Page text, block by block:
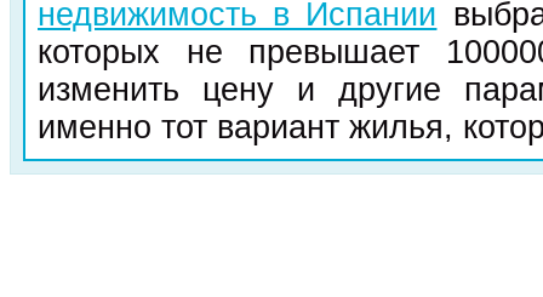
недвижимость в Испании
которых не превышает
изменить цену и другие
именно тот вариант жилья,